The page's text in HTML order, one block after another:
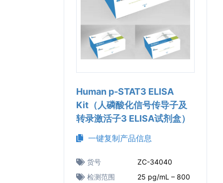
Human p-STAT3 ELISA
Kit（人磷酸化信号传导子及
转录激活子3 ELISA试剂盒）
一键复制产品信息
货号
ZC-34040
检测范围
25 pg/mL – 800